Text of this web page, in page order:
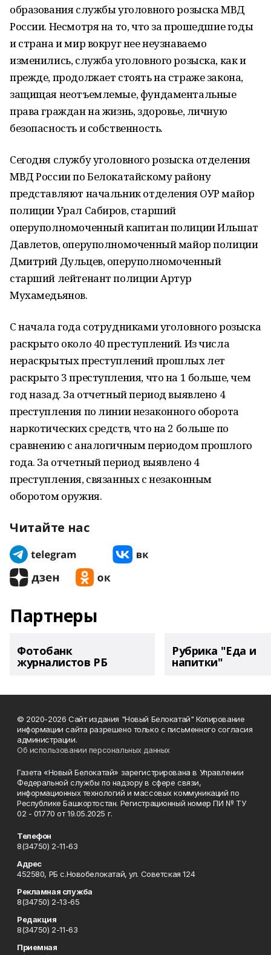
образования службы уголовного розыска МВД
России. Несмотря на то, что за прошедшие годы
и страна и мир вокруг нее неузнаваемо
изменились, служба уголовного розыска, как и
прежде, продолжает стоять на страже закона,
защищая неотъемлемые, фундаментальные
права граждан на жизнь, здоровье, личную
безопасность и собственность.
Сегодня службу уголовного розыска отделения
МВД России по Белокатайскому району
представляют начальник отделения ОУР майор
полиции Урал Сабиров, старший
оперуполномоченный капитан полиции Ильшат
Давлетов, оперуполномоченный майор полиции
Дмитрий Дульцев, оперуполномоченный
старший лейтенант полиции Артур
Мухамедьянов.
С начала года сотрудниками уголовного розыска
раскрыто около 40 преступлений. Из числа
нераскрытых преступлений прошлых лет
раскрыто 3 преступления, что на 1 больше, чем
год назад. За отчетный период выявлено 4
преступления по линии незаконного оборота
наркотических средств, что на 2 больше по
сравнению с аналогичным периодом прошлого
года. За отчетный период выявлено 4
преступления, связанных с незаконным
оборотом оружия.
Читайте нас
Партнеры
Фотобанк
журналистов РБ
Рубрика "Еда и
напитки"
© 2020-2026 Сайт издания "Новый Белокатай" Копирование
информации сайта разрешено только с письменного согласия
администрации.
Об использовании персональных данных
Газета «Новый Белокатай» зарегистрирована в Управлении
Федеральной службы по надзору в сфере связи,
информационных технологий и массовых коммуникаций по
Республике Башкортостан. Регистрационный номер ПИ № ТУ
02 - 01770 от 19.05.2025 г.
Телефон
8(34750) 2-11-63
Адрес
452580, РБ с.Новобелокатай, ул. Советская 124
Рекламная служба
8(34750) 2-13-65
Редакция
8(34750) 2-11-63
Приемная